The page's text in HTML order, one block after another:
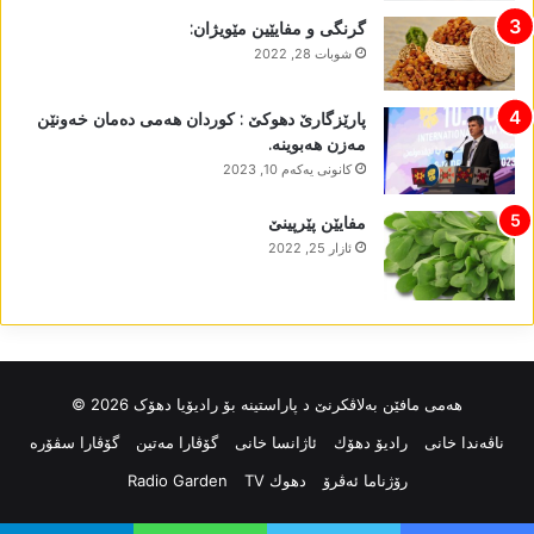
گرنگی و مفایێین مێویژان:
شوبات 28, 2022
پارێزگارێ دھوکێ : کوردان ھەمی دەمان خەونێن
مەزن ھەبوینە.
كانونی یه‌كه‌م 10, 2023
مفایێن پێرپینێ
ئازار 25, 2022
ھەمی مافێن بەلاڤکرنێ د پاراستینە بۆ رادیۆیا دھۆک 2026 ©
ناڤه‌ندا خانی
رادیۆ دهۆك ئاژانسا خانی گۆڤارا مەتین
گۆڤارا سڤۆرە
رۆژناما ئەڤرۆ
دهوك TV Radio Garden